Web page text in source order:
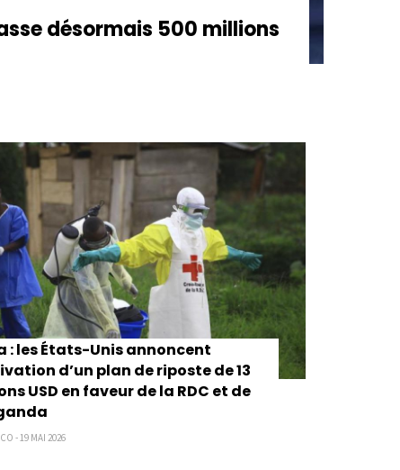
désormais 500 millions
: les États-Unis annoncent
d’un plan de riposte de 13
USD en faveur de la RDC et de
- 19 MAI 2026